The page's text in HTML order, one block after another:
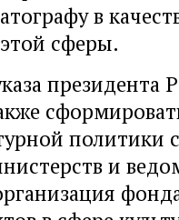
в
сферы.
президента
политики
и